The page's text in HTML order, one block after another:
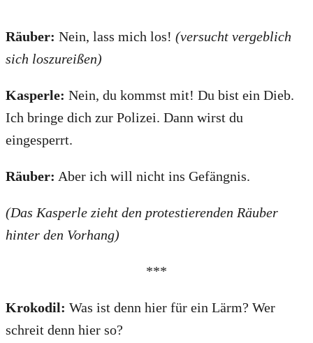
Räuber: Nein, lass mich los! (versucht vergeblich
sich loszureißen)
Kasperle: Nein, du kommst mit! Du bist ein Dieb.
Ich bringe dich zur Polizei. Dann wirst du
eingesperrt.
Räuber: Aber ich will nicht ins Gefängnis.
(Das Kasperle zieht den protestierenden Räuber
hinter den Vorhang)
***
Krokodil: Was ist denn hier für ein Lärm? Wer
schreit denn hier so?